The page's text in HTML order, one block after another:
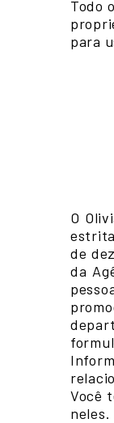
Todo
para
O
de
da
Você